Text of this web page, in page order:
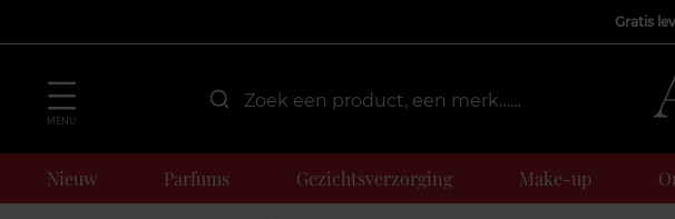
Gratis
MENU
Nieuw Parfums Gezichtsverzorging Make-up